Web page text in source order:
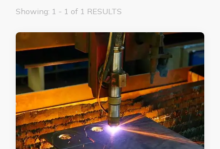
Showing: 1 - 1 of 1 RESULTS